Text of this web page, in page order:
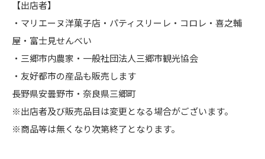
【出店者】
・マリエーヌ洋菓子店・パティスリーレ・コロレ・喜之輔
屋・富士見せんべい
・三郷市内農家・一般社団法人三郷市観光協会
・友好都市の産品も販売します
長野県安曇野市・奈良県三郷町
※出店者及び販売品目は変更となる場合がございます。
※商品等は無くなり次第終了となります。